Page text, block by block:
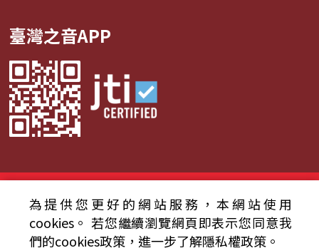
臺灣之音APP
© 2024財團法人中央廣播電臺 版權所有
資通安全政策聲明
服務條款 隱私權條款
為提供您更好的網站服務，本網站使用
cookies。 若您繼續瀏覽網頁即表示您同意我
們的cookies政策，進一步了解隱私權政策。